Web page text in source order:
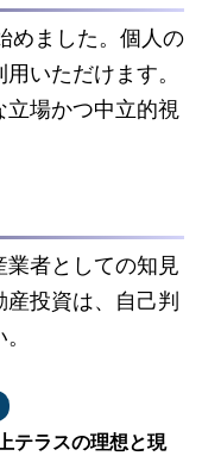
めました。個人の
いただけます。
場かつ中立的視
者としての知見
投資は、自己判
テラスの理想と現